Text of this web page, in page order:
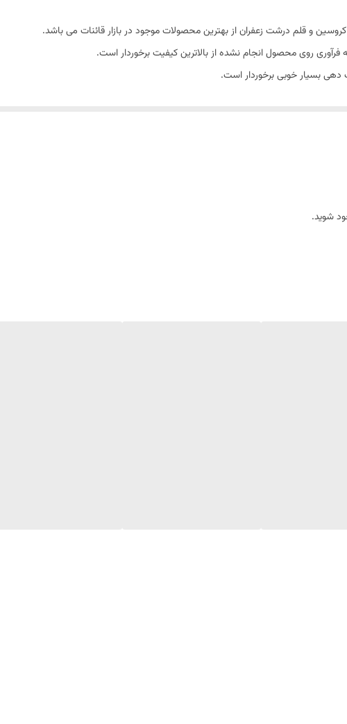
و قلم درشت زعفران از بهترین محصولات موجود در بازار قائنات می باشد.
روی محصول انجام نشده از بالاترین کیفیت برخوردار است.
بسیار خوبی برخوردار است.
شوید.